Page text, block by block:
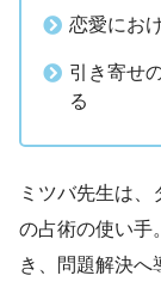
恋愛にお
引き寄せ
る
ミツバ先生は
の占術の使い手
き、問題解決へ